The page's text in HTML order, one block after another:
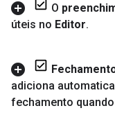
O
úteis no Editor.
adiciona
fechamento